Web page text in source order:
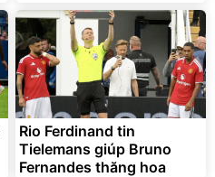
Rio Ferdinand tin
Tielemans giúp Bruno
Fernandes thăng hoa